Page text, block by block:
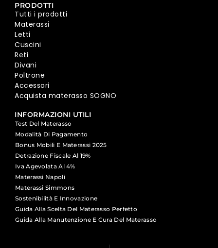
PRODOTTI
Tutti i prodotti
Materassi
Letti
Cuscini
Reti
Divani
Poltrone
Accessori
Acquista materasso SOGNO
INFORMAZIONI UTILI
Test Del Materasso
Modalità Di Pagamento
Bonus Mobili E Materassi 2025
Detrazione Fiscale Al 19%
Iva Agevolata Al 4%
Materassi Napoli
Materassi Simmons
Sostenibilità E Innovazione
Guida Alla Scelta Del Materasso Perfetto
Guida Alla Manutenzione E Cura Del Materasso